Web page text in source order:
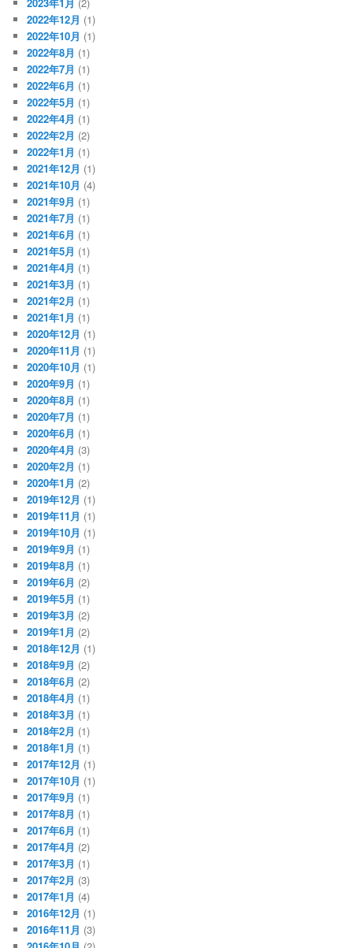
2022年12月 (1)
2022年10月 (1)
2022年8月 (1)
2022年7月 (1)
2022年6月 (1)
2022年5月 (1)
2022年4月 (1)
2022年2月 (2)
2022年1月 (1)
2021年12月 (1)
2021年10月 (4)
2021年9月 (1)
2021年7月 (1)
2021年6月 (1)
2021年5月 (1)
2021年4月 (1)
2021年3月 (1)
2021年2月 (1)
2021年1月 (1)
2020年12月 (1)
2020年11月 (1)
2020年10月 (1)
2020年9月 (1)
2020年8月 (1)
2020年7月 (1)
2020年6月 (1)
2020年4月 (3)
2020年2月 (1)
2020年1月 (2)
2019年12月 (1)
2019年11月 (1)
2019年10月 (1)
2019年9月 (1)
2019年8月 (1)
2019年6月 (2)
2019年5月 (1)
2019年3月 (2)
2019年1月 (2)
2018年12月 (1)
2018年9月 (2)
2018年6月 (2)
2018年4月 (1)
2018年3月 (1)
2018年2月 (1)
2018年1月 (1)
2017年12月 (1)
2017年10月 (1)
2017年9月 (1)
2017年8月 (1)
2017年6月 (1)
2017年4月 (2)
2017年3月 (1)
2017年2月 (3)
2017年1月 (4)
2016年12月 (1)
2016年11月 (3)